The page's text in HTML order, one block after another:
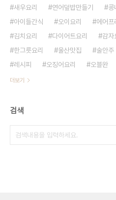
새우요리
연어덮밥만들기 콩
아이들간식
오이요리 에어프
김치요리
다이어트요리 감자
한그릇요리
울산맛집 술안주
레시피
오징어요리 오블완
더보기
검색